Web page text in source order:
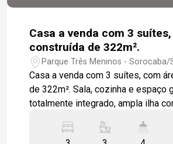
Casa a venda com 3
construída de 322m².
Parque Três Meninos - Sorocaba/
Casa a venda com 3 suítes, com
de 322m². Sala, cozinha e espaço gourmet
totalmente integrado, ampla ilha
social, portas de correr com